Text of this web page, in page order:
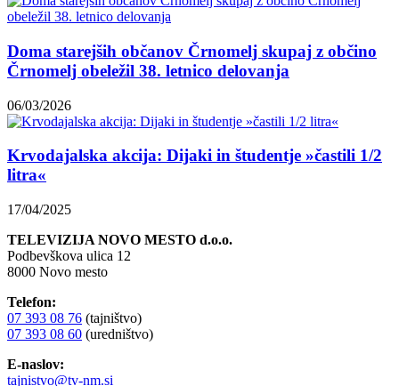
Doma starejših občanov Črnomelj skupaj z občino
Črnomelj obeležil 38. letnico delovanja
06/03/2026
Krvodajalska akcija: Dijaki in študentje »častili 1/2
litra«
17/04/2025
TELEVIZIJA NOVO MESTO d.o.o.
Podbevškova ulica 12
8000 Novo mesto
Telefon:
07 393 08 76 (tajništvo)
07 393 08 60 (uredništvo)
E-naslov:
tajnistvo@tv-nm.si